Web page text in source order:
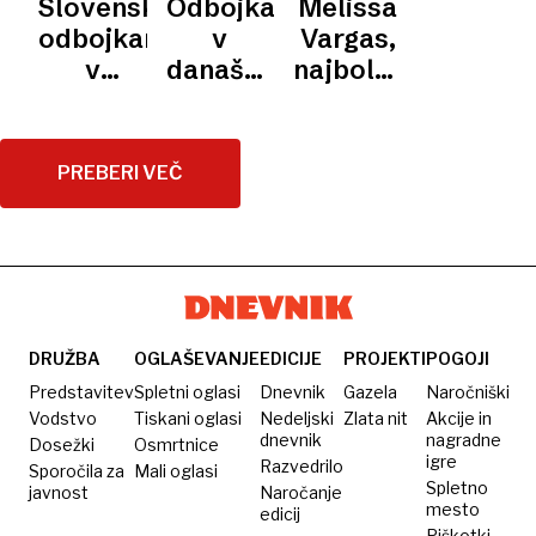
Slovenci
uspešni
v ligi
narodov
Slovenci
za bron
ODLIČJE
Slovenski
odbojkarji
v
lige
narodov
Odbojkarji
v
današnjem
proti
svetovni
Melissa
Vargas,
najboljša
kletke
PREBERI VEČ
DRUŽBA
Predstavitev
Vodstvo
Dosežki
Sporočila za
javnost
OGLAŠEVANJE
Spletni oglasi
Tiskani oglasi
Osmrtnice
Mali oglasi
EDICIJE
Dnevnik
Nedeljski
dnevnik
Razvedrilo
Naročanje
edicij
PROJEKTI
Gazela
Zlata nit
POGOJI
Naročniški
Akcije in
nagradne
igre
Spletno
mesto